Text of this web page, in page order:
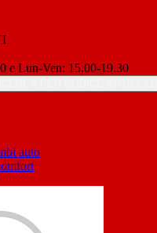
e Lun-Ven: 15.00-19.30
auto